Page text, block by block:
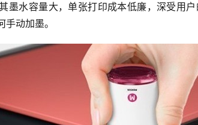
墨水容量大，单张打印成本低廉，深受用
动加墨。